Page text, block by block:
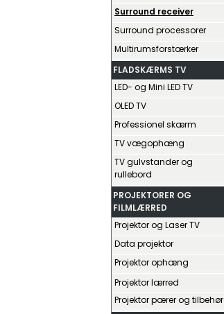
Surround receiver
Surround processorer
Multirumsforstærker
FLADSKÆRMS TV
LED- og Mini LED TV
OLED TV
Professionel skærm
TV vægophæng
TV gulvstander og
rullebord
PROJEKTORER OG
FILMLÆRRED
Projektor og Laser TV
Data projektor
Projektor ophæng
Projektor lærred
Projektor pærer og tilbehør